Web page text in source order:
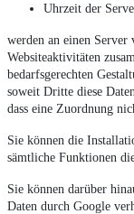
Uhrzeit der
werden an einen
Websiteaktivitäten
bedarfsgerechten
soweit Dritte diese
dass eine Zuordnung
Sie können die
sämtliche Funktionen
Sie können darüber
Daten durch Google